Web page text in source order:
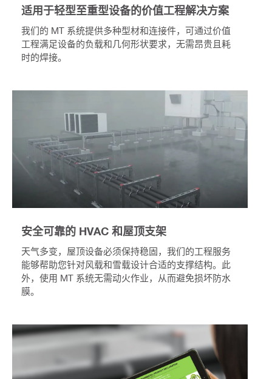
适用于轻型至重型设备的价值工程解决方案
我们的 MT 系统提供多种型材和连接件，可通过价值
工程满足设备的负载和几何形状要求，无需昂贵且耗
时的焊接。
安全可靠的 HVAC 和屋顶支架
天气多变，屋顶设备必须保持稳固，我们的工程服务
能够帮助您针对风载和雪载设计合适的支撑结构。此
外，使用 MT 系统无需动火作业，从而避免损坏防水
膜。